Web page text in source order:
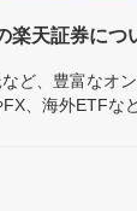
楽天証券につ
ど、豊富なオ
、海外ETFな